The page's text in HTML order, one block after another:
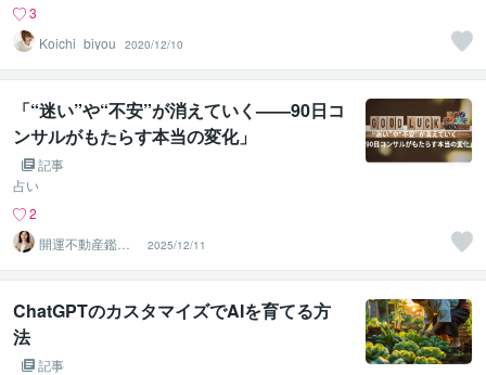
3
Koichi_biyou
2020/12/10
「“迷い”や“不安”が消えていく——90日コ
ンサルがもたらす本当の変化」
記事
占い
2
開運不動産鑑定
士 Ayaka
2025/12/11
ChatGPTのカスタマイズでAIを育てる方
法
記事